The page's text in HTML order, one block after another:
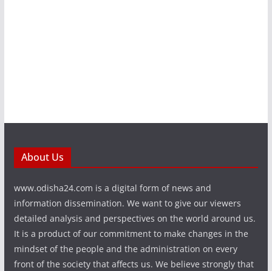
About Us
www.odisha24.com is a digital form of news and
information dissemination. We want to give our viewers
detailed analysis and perspectives on the world around us.
It is a product of our commitment to make changes in the
mindset of the people and the administration on every
front of the society that affects us. We believe strongly that